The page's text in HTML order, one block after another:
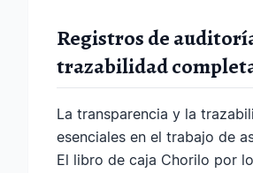
Registros de
trazabilidad
La transparencia y la
esenciales en el trabajo de
El libro de caja Chorilo por